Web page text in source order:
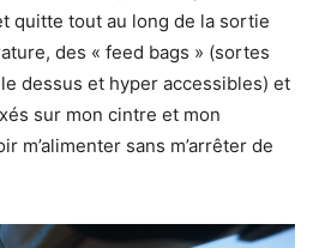
quitte tout au long de la sortie
des « feed bags » (sortes
dessus et hyper accessibles) et
sur mon cintre et mon
m’alimenter sans m’arrêter de